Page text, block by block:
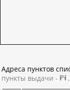
Адреса пунктов
пункты выдачи -
,